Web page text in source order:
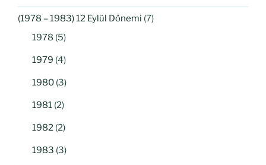
(1978 – 1983) 12 Eylül Dönemi (7)
1978 (5)
1979 (4)
1980 (3)
1981 (2)
1982 (2)
1983 (3)